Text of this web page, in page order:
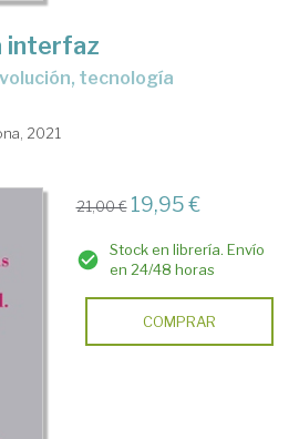
interfaz
tecnología
2021
21,00 € 19,95 €
Stock en librería. Envío
en 24/48 horas
COMPRAR